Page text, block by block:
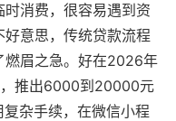
时消费，很容易遇到资
意思，传统贷款流程
燃眉之急。好在2026年
推出6000到20000元
杂手续，在微信小程